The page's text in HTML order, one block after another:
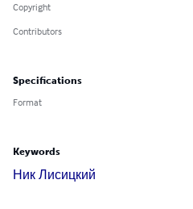
Copyright
Contributors
Specifications
Format
Keywords
Ник Лисицкий